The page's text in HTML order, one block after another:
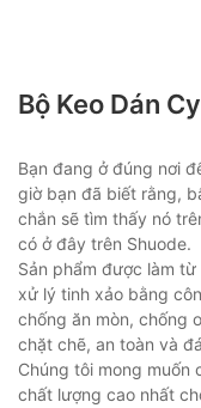
Bộ Keo Dán
Bạn đang ở đúng nơi
giờ bạn đã biết rằng,
chắn sẽ tìm thấy nó
có ở đây trên Shuode.
Sản phẩm được làm
xử lý tinh xảo bằng
chống ăn mòn, chống
chặt chẽ, an toàn và
Chúng tôi mong muốn
chất lượng cao nhất